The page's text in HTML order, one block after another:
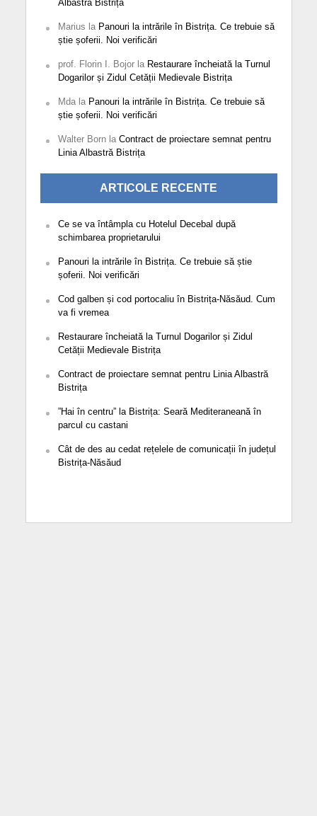
Albastră Bistrița
Marius la Panouri la intrările în Bistrița. Ce trebuie să
știe șoferii. Noi verificări
prof. Florin I. Bojorla Restaurare încheiată la Turnul
Dogarilor și Zidul Cetății Medievale Bistrița
Mdala Panouri la intrările în Bistrița. Ce trebuie să
știe șoferii. Noi verificări
Walter Bornla Contract de proiectare semnat pentru
Linia Albastră Bistrița
ARTICOLE RECENTE
Ce se va întâmpla cu Hotelul Decebal după
schimbarea proprietarului
Panouri la intrările în Bistrița. Ce trebuie să știe
șoferii. Noi verificări
Cod galben și cod portocaliu în Bistrița-Năsăud. Cum
va fi vremea
Restaurare încheiată la Turnul Dogarilor și Zidul
Cetății Medievale Bistrița
Contract de proiectare semnat pentru Linia Albastră
Bistrița
”Hai în centru” la Bistrița: Seară Mediteraneană în
parcul cu castani
Cât de des au cedat rețelele de comunicații în județul
Bistrița-Năsăud